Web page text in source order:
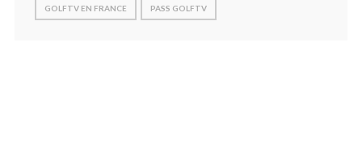
GOLFTV EN FRANCE PASS GOLFTV